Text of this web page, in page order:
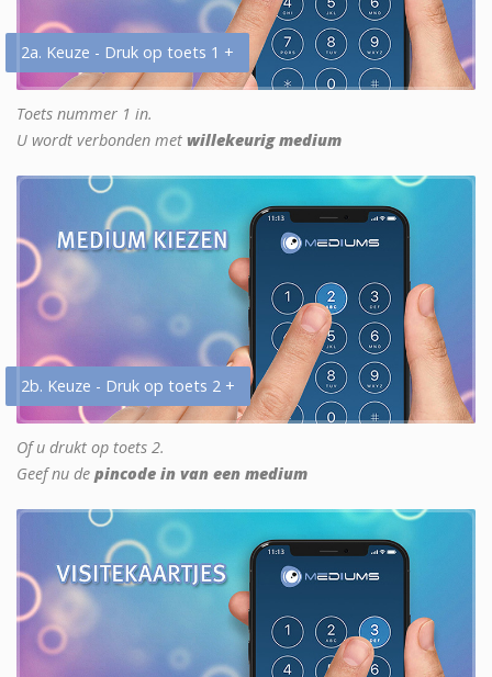
2a. Keuze - Druk op toets 1 +
Toets nummer 1 in.
U wordt verbonden met willekeurig medium
2b. Keuze - Druk op toets 2 +
Of u drukt op toets 2.
Geef nu de pincode in van een medium